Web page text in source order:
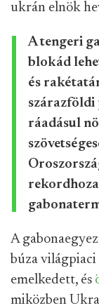
ukrán elnök
A tengeri
blokád
és
szárazföldi
ráadásul
A
búza világpiaci
emelkedett, és
miközben